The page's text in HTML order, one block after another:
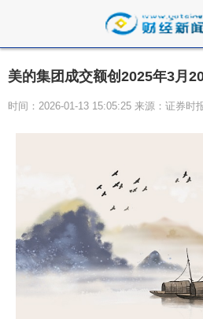
美的集团成交额创2025年3月
时间：2026-01-13 15:05:25 来源：证券时